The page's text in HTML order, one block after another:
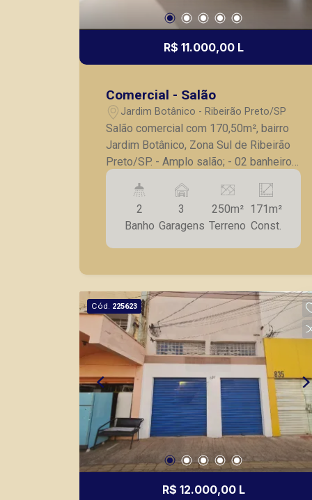
R$ 11.000,00 L
Comercial - Salão
Jardim Botânico - Ribeirão Preto/SP
Salão comercial com 170,50m², bairro
Jardim Botânico, Zona Sul de Ribeirão
Preto/SP. - Amplo salão; - 02 banheiros;
- 03 vagas de garagens; A Piramid tem
como objetivo atender seus clientes
com agilidade e segurança, em locação,
vendas de imóveis prontos, usados ou
mesmo nos principais lançamentos da
2
Banho
3
Garagens
250m²
Terreno
171m²
Const.
Cód. 225623
R$ 12.000,00 L